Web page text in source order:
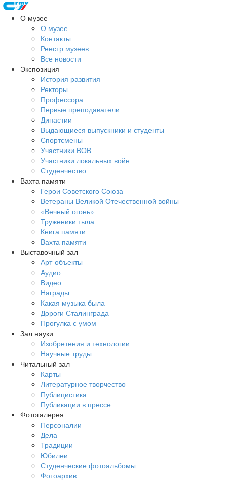
О музее
О музее
Контакты
Реестр музеев
Все новости
Экспозиция
История развития
Ректоры
Профессора
Первые преподаватели
Династии
Выдающиеся выпускники и студенты
Спортсмены
Участники ВОВ
Участники локальных войн
Студенчество
Вахта памяти
Герои Советского Союза
Ветераны Великой Отечественной войны
«Вечный огонь»
Труженики тыла
Книга памяти
Вахта памяти
Выставочный зал
Арт-объекты
Аудио
Видео
Награды
Какая музыка была
Дороги Сталинграда
Прогулка с умом
Зал науки
Изобретения и технологии
Научные труды
Читальный зал
Карты
Литературное творчество
Публицистика
Публикации в прессе
Фотогалерея
Персоналии
Дела
Традиции
Юбилеи
Студенческие фотоальбомы
Фотоархив